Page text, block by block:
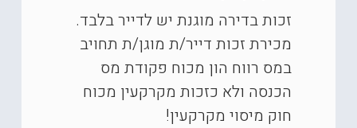
זכות בדירה מוגנת יש לדייר בלבד.
מכירת זכות דייר/ת מוגן/ת תחויב
במס רווח הון מכוח פקודת מס
הכנסה ולא כזכות מקרקעין מכוח
חוק מיסוי מקרקעין!